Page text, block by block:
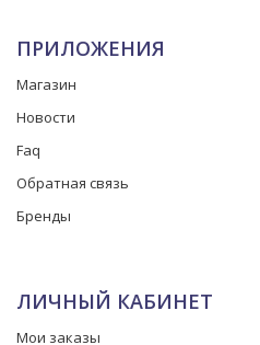
ПРИЛОЖЕНИЯ
Магазин
Новости
Faq
Обратная связь
Бренды
ЛИЧНЫЙ КАБИНЕТ
Мои заказы